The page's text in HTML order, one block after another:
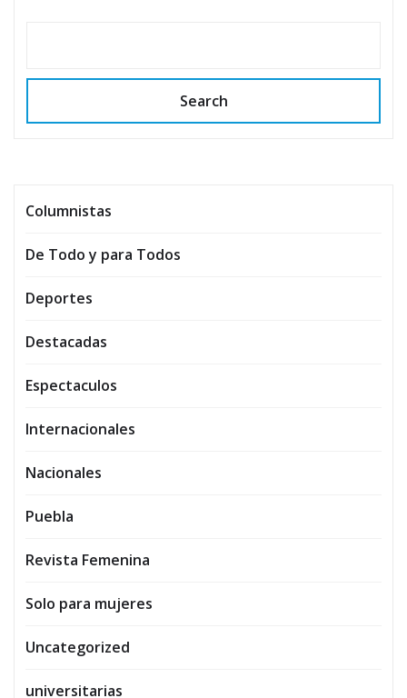
Search
Columnistas
De Todo y para Todos
Deportes
Destacadas
Espectaculos
Internacionales
Nacionales
Puebla
Revista Femenina
Solo para mujeres
Uncategorized
universitarias